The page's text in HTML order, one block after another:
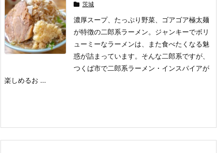
茨城
濃厚スープ、たっぷり野菜、ゴアゴア極太麺
が特徴の二郎系ラーメン。 ジャンキーでボリ
ューミーなラーメンは、また食べたくなる魅
惑が詰まっています。 そんな二郎系ですが、
つくば市で二郎系ラーメン・インスパイアが
楽しめるお ...